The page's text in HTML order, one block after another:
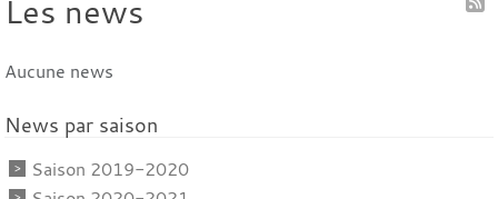
Les news
Aucune news
News par saison
Saison 2019-2020